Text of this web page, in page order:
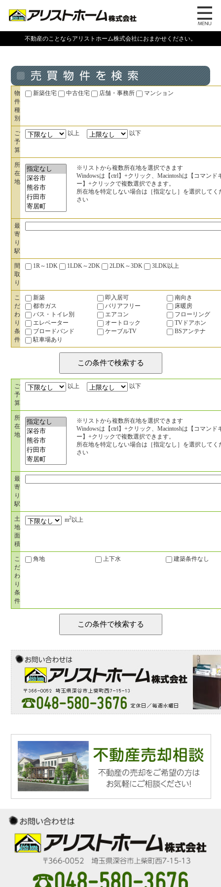
不動産のことならアリストホーム株式会社におまかせください。
物
件
種
別
新築住宅 中古住宅 店舗・事務所 マンション
ご
予
算
以上 以下
所
在
地
※リストから複数所在地を選択できます
Windowsは【ctrl】+クリック、Macintoshは【コマンド
ー】+クリックで複数選択できます。
所在地を特定しない場合は［指定なし］を選択してく
さい
最
寄
り
駅
間
取
り
1R～1DK 1LDK～2DK 2LDK～3DK 3LDK以上
こ
だ
わ
り
条
件
新築 即入居可
南向き
都市ガス
バリアフリー
床暖房
バス・トイレ別
エアコン
フローリング
エレベーター
オートロック
TVドアホン
ブロードバンド
ケーブルTV
BSアンテナ
駐車場あり
ご
予
算
以上 以下
所
在
地
※リストから複数所在地を選択できます
Windowsは【ctrl】+クリック、Macintoshは【コマンド
ー】+クリックで複数選択できます。
所在地を特定しない場合は［指定なし］を選択してく
さい
最
寄
り
駅
土
地
面
積
m2以上
こ
だ
わ
り
条
件
角地 上下水 建築条件なし